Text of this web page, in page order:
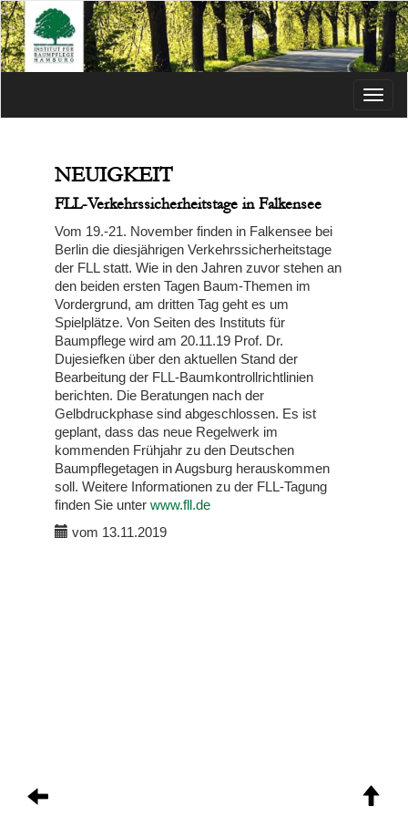
Menü
NEUIGKEIT
FLL-Verkehrssicherheitstage in Falkensee
Vom 19.-21. November finden in Falkensee bei
Berlin die diesjährigen Verkehrssicherheitstage
der FLL statt. Wie in den Jahren zuvor stehen an
den beiden ersten Tagen Baum-Themen im
Vordergrund, am dritten Tag geht es um
Spielplätze. Von Seiten des Instituts für
Baumpflege wird am 20.11.19 Prof. Dr.
Dujesiefken über den aktuellen Stand der
Bearbeitung der FLL-Baumkontrollrichtlinien
berichten. Die Beratungen nach der
Gelbdruckphase sind abgeschlossen. Es ist
geplant, dass das neue Regelwerk im
kommenden Frühjahr zu den Deutschen
Baumpflegetagen in Augsburg herauskommen
soll. Weitere Informationen zu der FLL-Tagung
finden Sie unter www.fll.de
vom 13.11.2019